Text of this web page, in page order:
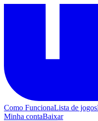
Como FuncionaLista de jogos
Minha contaBaixar